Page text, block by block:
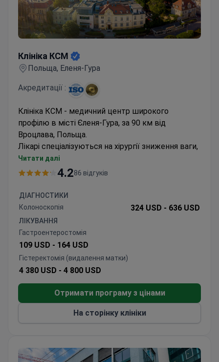
Клініка КСМ
Польща, Еленя-Гура
Акредитації :
Клініка КСМ - медичний центр широкого
профілю в місті Єленя-Гура, за 90 км від
Вроцлава, Польща.
Лікарі спеціалізуються на хірургії зниження ваги,
пластичних операціях, ортопедії та мінімально-
інвазивних втручаннях на хребті.
ціни та персональний сервіс.
Щороку до КСМ приїжджають 700 закордонних
пацієнтів із Великобританії, Німеччини, Ісландії,
Іспанії та Оману.
Читати далі
4.286 відгуків
ДІАГНОСТИКИ
Колоноскопія
324 USD - 636 USD
ЛІКУВАННЯ
Гастроентеростомія
109 USD - 164 USD
Гістеректомія (видалення матки)
4 380 USD - 4 800 USD
Отримати програму з цінами
На сторінку клініки